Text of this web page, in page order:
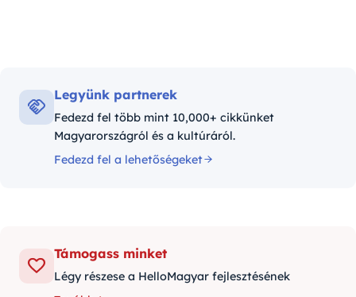
Legyünk partnerek
Fedezd fel több mint 10,000+ cikkünket
Magyarországról és a kultúráról.
Fedezd fel a lehetőségeket
Támogass minket
Légy részese a HelloMagyar fejlesztésének